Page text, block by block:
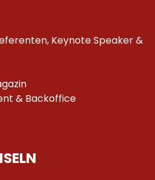
Keynote Speaker &
& Backoffice